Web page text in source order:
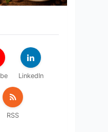
LinkedIn
RSS